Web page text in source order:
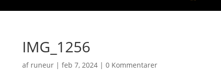
IMG_1256
af runeur| feb 7, 2024| 0 Kommentarer